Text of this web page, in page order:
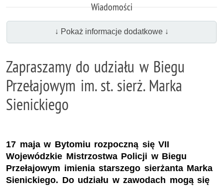
Wiadomości
↓ Pokaż informacje dodatkowe ↓
Zapraszamy do udziału w Biegu
Przełajowym im. st. sierż. Marka
Sienickiego
17 maja w Bytomiu rozpoczną się VII
Wojewódzkie Mistrzostwa Policji w Biegu
Przełajowym imienia starszego sierżanta Marka
Sienickiego. Do udziału w zawodach mogą się